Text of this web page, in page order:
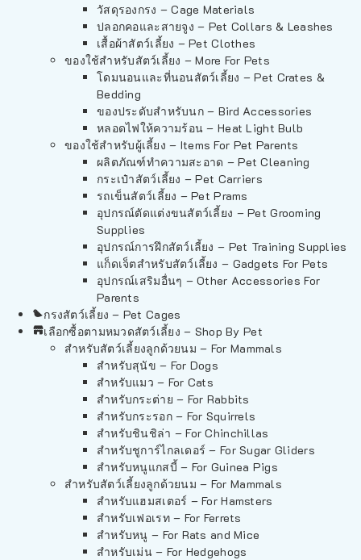
วัสดุรองกรง – Cage Materials
ปลอกคอและสายจูง – Pet Collars & Leashes
เสื้อผ้าสัตว์เลี้ยง – Pet Clothes
ของใช้สำหรับสัตว์เลี้ยง – More For Pets
โดมนอนและที่นอนสัตว์เลี้ยง – Pet Crates &
Bedding
ของประดับสำหรับนก – Bird Accessories
หลอดไฟให้ความร้อน – Heat Light Bulb
ของใช้สำหรับผู้เลี้ยง – Items For Pet Parents
ผลิตภัณฑ์ทำความสะอาด – Pet Cleaning
กระเป๋าสัตว์เลี้ยง – Pet Carriers
รถเข็นสัตว์เลี้ยง – Pet Prams
อุปกรณ์ตัดแต่งขนสัตว์เลี้ยง – Pet Grooming
Supplies
อุปกรณ์การฝึกสัตว์เลี้ยง – Pet Training Supplies
แก็ดเจ็ตสำหรับสัตว์เลี้ยง – Gadgets For Pets
อุปกรณ์เสริมอื่นๆ – Other Accessories For
Parents
กรงสัตว์เลี้ยง – Pet Cages
เลือกซื้อตามหมวดสัตว์เลี้ยง – Shop By Pet
สำหรับสัตว์เลี้ยงลูกด้วยนม – For Mammals
สำหรับสุนัข – For Dogs
สำหรับแมว – For Cats
สำหรับกระต่าย – For Rabbits
สำหรับกระรอก – For Squirrels
สำหรับชินชิล่า – For Chinchillas
สำหรับชูการ์ไกลเดอร์ – For Sugar Gliders
สำหรับหนูแกสบี้ – For Guinea Pigs
สำหรับสัตว์เลี้ยงลูกด้วยนม – For Mammals
สำหรับแฮมสเตอร์ – For Hamsters
สำหรับเฟอเรท – For Ferrets
สำหรับหนู – For Rats and Mice
สำหรับเม่น – For Hedgehogs